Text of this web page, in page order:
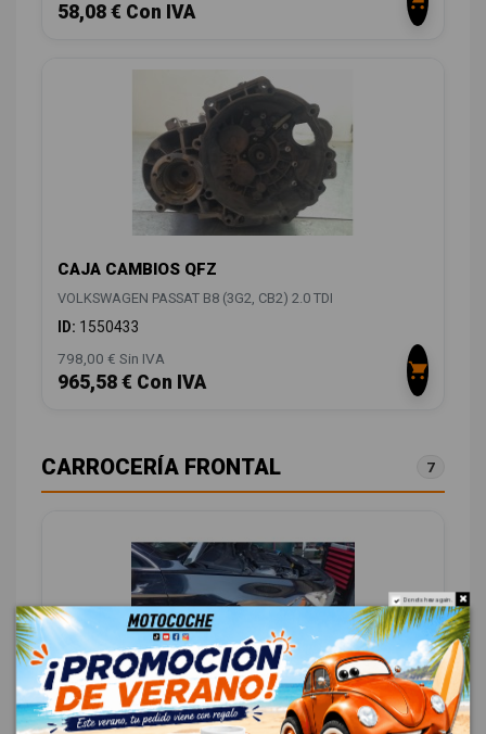
58,08 € Con IVA
CAJA CAMBIOS QFZ
VOLKSWAGEN PASSAT B8 (3G2, CB2) 2.0 TDI
ID: 1550433
798,00 € Sin IVA
965,58 € Con IVA
CARROCERÍA FRONTAL 7
ALETA DELANTERA DERECHA 3G0821022B
Do not show again.